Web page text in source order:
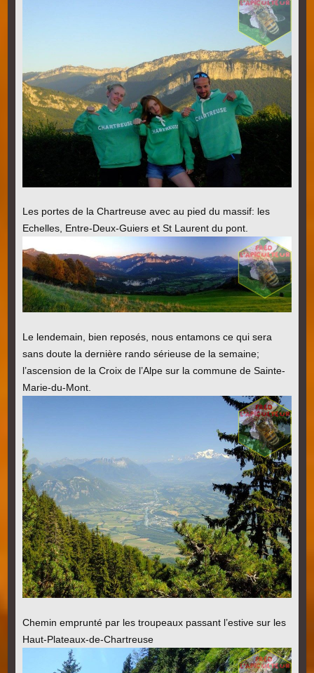
Les portes de la Chartreuse avec au pied du massif: les
Echelles, Entre-Deux-Guiers et St Laurent du pont.
Le lendemain, bien reposés, nous entamons ce qui sera
sans doute la dernière rando sérieuse de la semaine;
l’ascension de la Croix de l’Alpe sur la commune de Sainte-
Marie-du-Mont.
Chemin emprunté par les troupeaux passant l’estive sur les
Haut-Plateaux-de-Chartreuse